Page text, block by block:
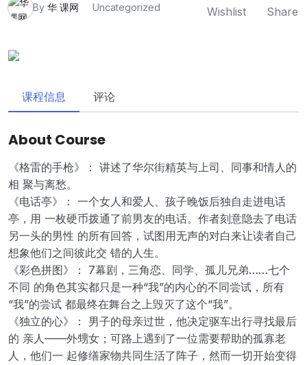
By 华 课网 Uncategorized Wishlist Share
课程信息 评论
About Course
《格雷的手枪》： 讲述了华尔街精英与上司、同事和情人的
相 聚与离愁。
《电话亭》： 一个女人和爱人、孩子晚饭后独自走进电话
亭，用 一枚硬币拨通了前男友的电话。作者刻意隐去了电话
另一头的男性 的所有回答，试图用无声的对白来让读者自己
想象他们之间彼此交 错的人生。
《彩色拼图》： 7幕剧，三角恋、同学、孤儿兄弟……七个
不同 的角色其实都只是一种“我”的内心的不同尝试，所有
“我”的尝试 都最终在舞台之上毁灭了这个“我”。
《独立的心》： 男子的母亲过世，他决定驱车出行寻找最后
的 亲人——外甥女；可路上遇到了一位需要帮助的孤寡老
人，他们一 起修缮家物共同生活了阵子，然而一切开始变得